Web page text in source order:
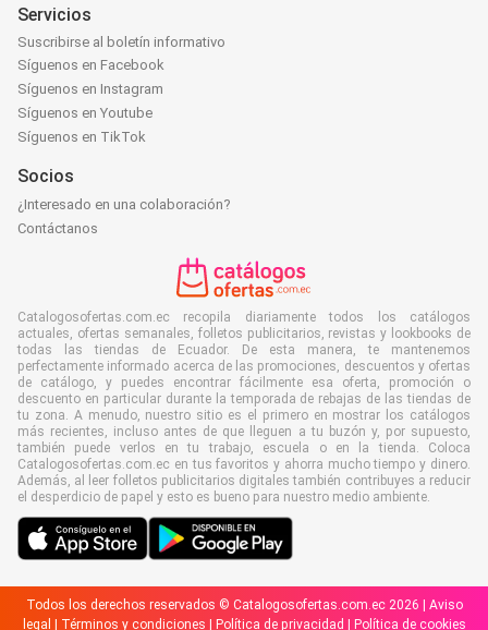
Servicios
Suscribirse al boletín informativo
Síguenos en Facebook
Síguenos en Instagram
Síguenos en Youtube
Síguenos en TikTok
Socios
¿Interesado en una colaboración?
Contáctanos
Catalogosofertas.com.ec recopila diariamente todos los catálogos
actuales, ofertas semanales, folletos publicitarios, revistas y lookbooks de
todas las tiendas de Ecuador. De esta manera, te mantenemos
perfectamente informado acerca de las promociones, descuentos y ofertas
de catálogo, y puedes encontrar fácilmente esa oferta, promoción o
descuento en particular durante la temporada de rebajas de las tiendas de
tu zona. A menudo, nuestro sitio es el primero en mostrar los catálogos
más recientes, incluso antes de que lleguen a tu buzón y, por supuesto,
también puede verlos en tu trabajo, escuela o en la tienda. Coloca
Catalogosofertas.com.ec en tus favoritos y ahorra mucho tiempo y dinero.
Además, al leer folletos publicitarios digitales también contribuyes a reducir
el desperdicio de papel y esto es bueno para nuestro medio ambiente.
Todos los derechos reservados © Catalogosofertas.com.ec 2026 | Aviso
legal
Términos y condiciones Política de privacidad Política de cookies